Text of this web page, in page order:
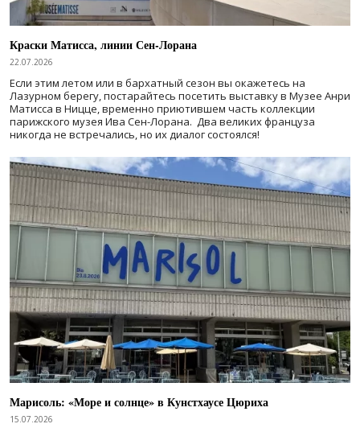
Краски Матисса, линии Сен-Лорана
22.07.2026
Если этим летом или в бархатный сезон вы окажетесь на
Лазурном берегу, постарайтесь посетить выставку в Музее Анри
Матисса в Ницце, временно приютившем часть коллекции
парижского музея Ива Сен-Лорана. Два великих француза
никогда не встречались, но их диалог состоялся!
Марисоль: «Море и солнце» в Кунстхаусе Цюриха
15.07.2026